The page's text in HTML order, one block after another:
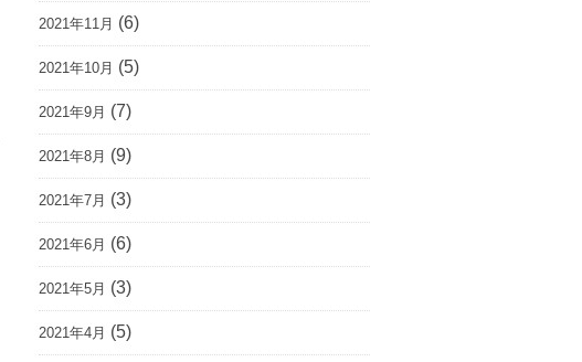
2021年11月 (6)
2021年10月 (5)
2021年9月 (7)
2021年8月 (9)
2021年7月 (3)
2021年6月 (6)
2021年5月 (3)
2021年4月 (5)